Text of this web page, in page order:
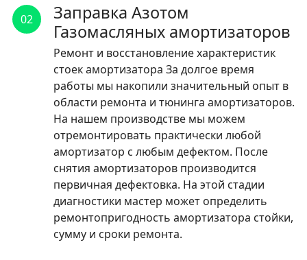
02
Заправка Азотом
Газомасляных амортизаторов
Ремонт и восстановление характеристик
стоек амортизатора За долгое время
работы мы накопили значительный опыт в
области ремонта и тюнинга амортизаторов.
На нашем производстве мы можем
отремонтировать практически любой
амортизатор с любым дефектом. После
снятия амортизаторов производится
первичная дефектовка. На этой стадии
диагностики мастер может определить
ремонтопригодность амортизатора стойки,
сумму и сроки ремонта.